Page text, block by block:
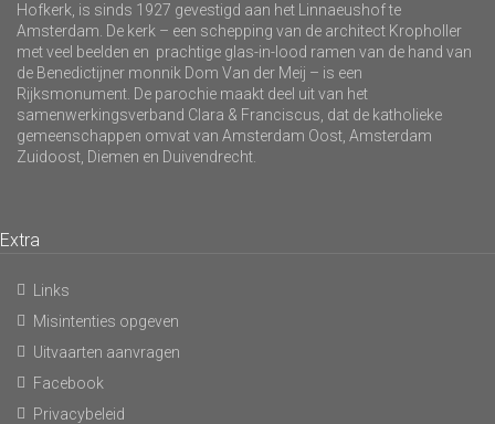
Hofkerk, is sinds 1927 gevestigd aan het Linnaeushof te
Amsterdam. De kerk – een schepping van de architect Kropholler
met veel beelden en prachtige glas-in-lood ramen van de hand van
de Benedictijner monnik Dom Van der Meij – is een
Rijksmonument. De parochie maakt deel uit van het
samenwerkingsverband Clara & Franciscus, dat de katholieke
gemeenschappen omvat van Amsterdam Oost, Amsterdam
Zuidoost, Diemen en Duivendrecht.
Extra
Links
Misintenties opgeven
Uitvaarten aanvragen
Facebook
Privacybeleid